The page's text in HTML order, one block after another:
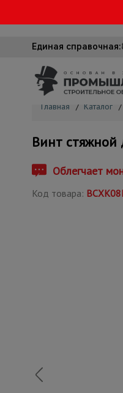
Единая справочная:
Главная / Каталог /
Винт
Облегчает
Код товара: